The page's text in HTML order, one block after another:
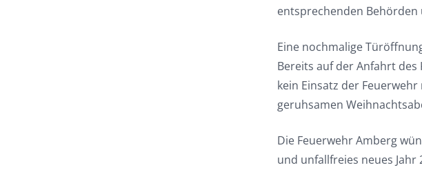
entsprechenden
Eine nochmalige
Bereits auf der Anfahrt
kein Einsatz der
geruhsamen
Die Feuerwehr Amberg
und unfallfreies neues Jahr